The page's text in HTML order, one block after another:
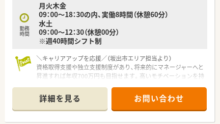
勤務
時間
月火木金
09：00～18：30の内、実働8時間（休憩60分）
水土
09：00～12：30（休憩00分）
※週40時間シフト制
＼キャリアアップを応援／（坂出市エリア担当より）
資格取得支援や独立支援制度があり、将来的にマネージャーへと
昇進すれば年収700万円も目指せます。高いモチベーションを持
＊------------------------------------------＊
【店舗情報と応需状況について】
■最寄り駅である坂出駅から車で5分の好立地となっており、皮
詳細を見る お問い合わせ